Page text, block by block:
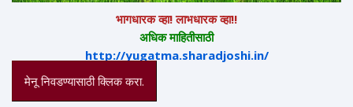
भागधारक व्हा! लाभधारक व्हा!!
अधिक माहितीसाठी
http://yugatma.sharadjoshi.in/
मेनू निवडण्यासाठी क्लिक करा.